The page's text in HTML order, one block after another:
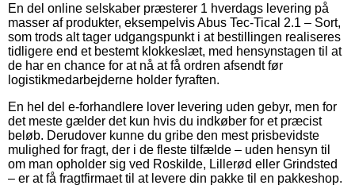
En del online selskaber præsterer 1 hverdags levering på
masser af produkter, eksempelvis Abus Tec-Tical 2.1 – Sort,
som trods alt tager udgangspunkt i at bestillingen realiseres
tidligere end et bestemt klokkeslæt, med hensynstagen til at
de har en chance for at nå at få ordren afsendt før
logistikmedarbejderne holder fyraften.
En hel del e-forhandlere lover levering uden gebyr, men for
det meste gælder det kun hvis du indkøber for et præcist
beløb. Derudover kunne du gribe den mest prisbevidste
mulighed for fragt, der i de fleste tilfælde – uden hensyn til
om man opholder sig ved Roskilde, Lillerød eller Grindsted
– er at få fragtfirmaet til at levere din pakke til en pakkeshop.